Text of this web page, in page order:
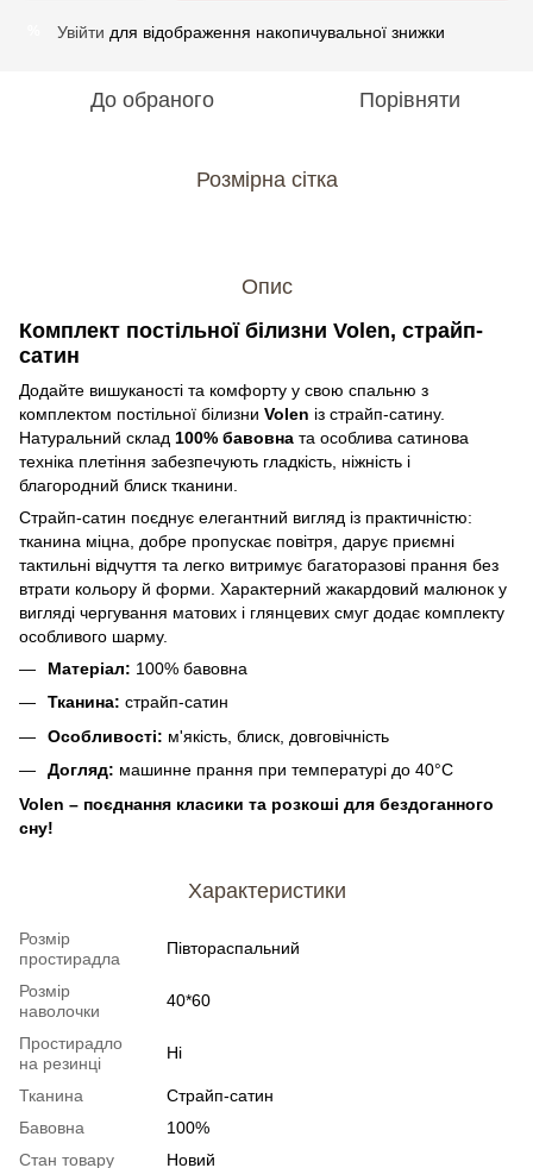
Увійти для відображення накопичувальної знижки
До обраного Порівняти
Розмірна сітка
Опис
Комплект постільної білизни Volen, страйп-
сатин
Додайте вишуканості та комфорту у свою спальню з
комплектом постільної білизни Volen із страйп-сатину.
Натуральний склад 100% бавовна та особлива сатинова
техніка плетіння забезпечують гладкість, ніжність і
благородний блиск тканини.
Страйп-сатин поєднує елегантний вигляд із практичністю:
тканина міцна, добре пропускає повітря, дарує приємні
тактильні відчуття та легко витримує багаторазові прання без
втрати кольору й форми. Характерний жакардовий малюнок у
вигляді чергування матових і глянцевих смуг додає комплекту
особливого шарму.
Матеріал: 100% бавовна
Тканина: страйп-сатин
Особливості: м'якість, блиск, довговічність
Догляд: машинне прання при температурі до 40°C
Volen – поєднання класики та розкоші для бездоганного
сну!
Характеристики
Розмір
простирадла
Півтораспальний
Розмір
наволочки
40*60
Простирадло
на резинці
Ні
Тканина
Страйп-сатин
Бавовна
100%
Стан товару
Новий